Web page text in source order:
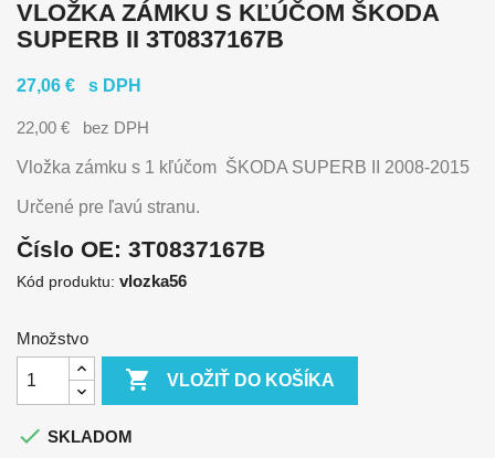
VLOŽKA ZÁMKU S KĽÚČOM ŠKODA
SUPERB II 3T0837167B
27,06 € s DPH
22,00 € bez DPH
Vložka zámku s 1 kľúčom ŠKODA SUPERB II 2008-2015
Určené pre ľavú stranu.
Číslo OE: 3T0837167B
Kód produktu: vlozka56
Množstvo
 VLOŽIŤ DO KOŠÍKA
 SKLADOM